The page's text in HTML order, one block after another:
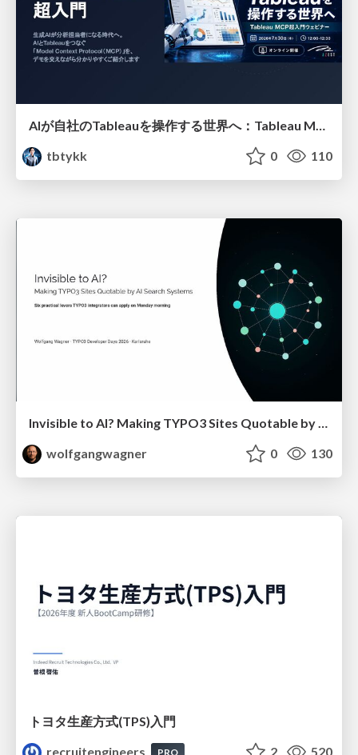
AIが自社のTableauを操作する世界へ：Tableau MCP超入門
tbtykk
0 110
Invisible to AI? Making TYPO3 Sites Quotable by AI Search Systems
wolfgangwagner
0 130
トヨタ⽣産⽅式(TPS)⼊⾨
recruitengineers
PRO 2 520